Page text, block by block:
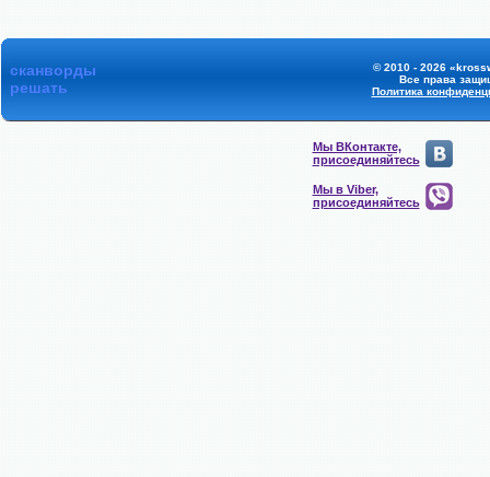
сканворды
решать
© 2010 - 2026
Все права
Политика
Мы ВКонтакте,
присоединяйтесь
Мы в Viber,
присоединяйтесь